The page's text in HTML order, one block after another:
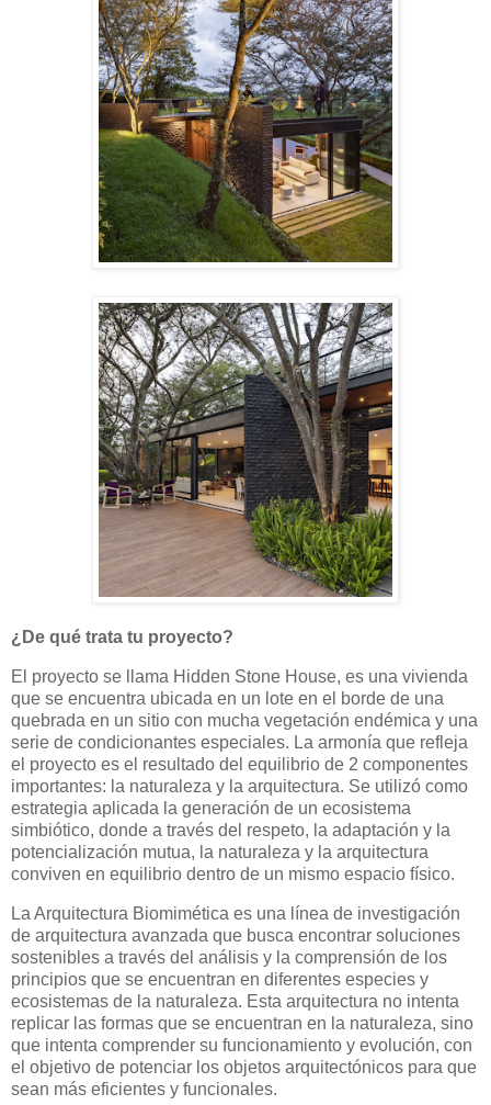
¿De qué trata tu proyecto?
El proyecto se llama Hidden Stone House, es una vivienda
que se encuentra ubicada en un lote en el borde de una
quebrada en un sitio con mucha vegetación endémica y una
serie de condicionantes especiales. La armonía que refleja
el proyecto es el resultado del equilibrio de 2 componentes
importantes: la naturaleza y la arquitectura. Se utilizó como
estrategia aplicada la generación de un ecosistema
simbiótico, donde a través del respeto, la adaptación y la
potencialización mutua, la naturaleza y la arquitectura
conviven en equilibrio dentro de un mismo espacio físico.
La Arquitectura Biomimética es una línea de investigación
de arquitectura avanzada que busca encontrar soluciones
sostenibles a través del análisis y la comprensión de los
principios que se encuentran en diferentes especies y
ecosistemas de la naturaleza. Esta arquitectura no intenta
replicar las formas que se encuentran en la naturaleza, sino
que intenta comprender su funcionamiento y evolución, con
el objetivo de potenciar los objetos arquitectónicos para que
sean más eficientes y funcionales.